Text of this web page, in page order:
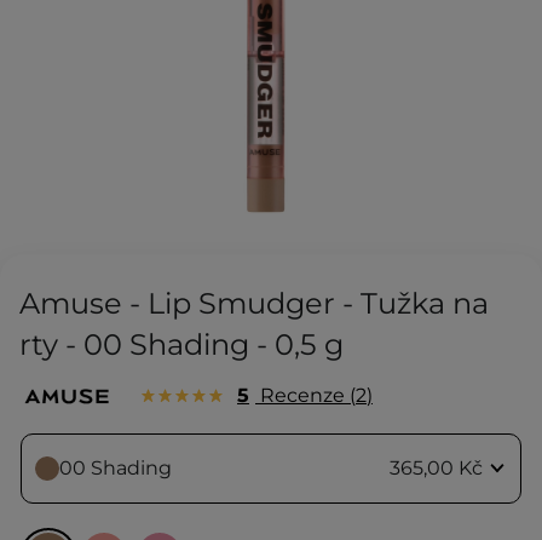
Amuse - Lip Smudger - Tužka na
rty - 00 Shading - 0,5 g
5 Recenze 2
00 Shading 365,00 Kč